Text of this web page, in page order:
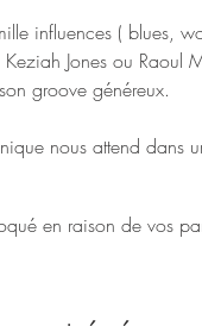
influences ( blues,
Jones ou Raoul
groove généreux.
nous attend
en raison de vos